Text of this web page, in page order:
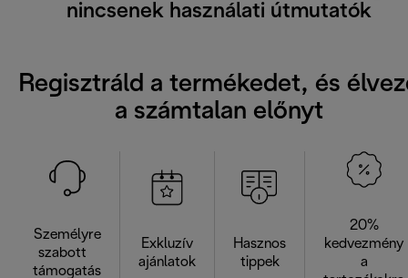
nincsenek használati útmutatók
Regisztráld a termékedet, és
a számtalan előnyt
Személyre
szabott
támogatás
Exkluzív
ajánlatok
Hasznos
tippek
20%
kedvezmény
a